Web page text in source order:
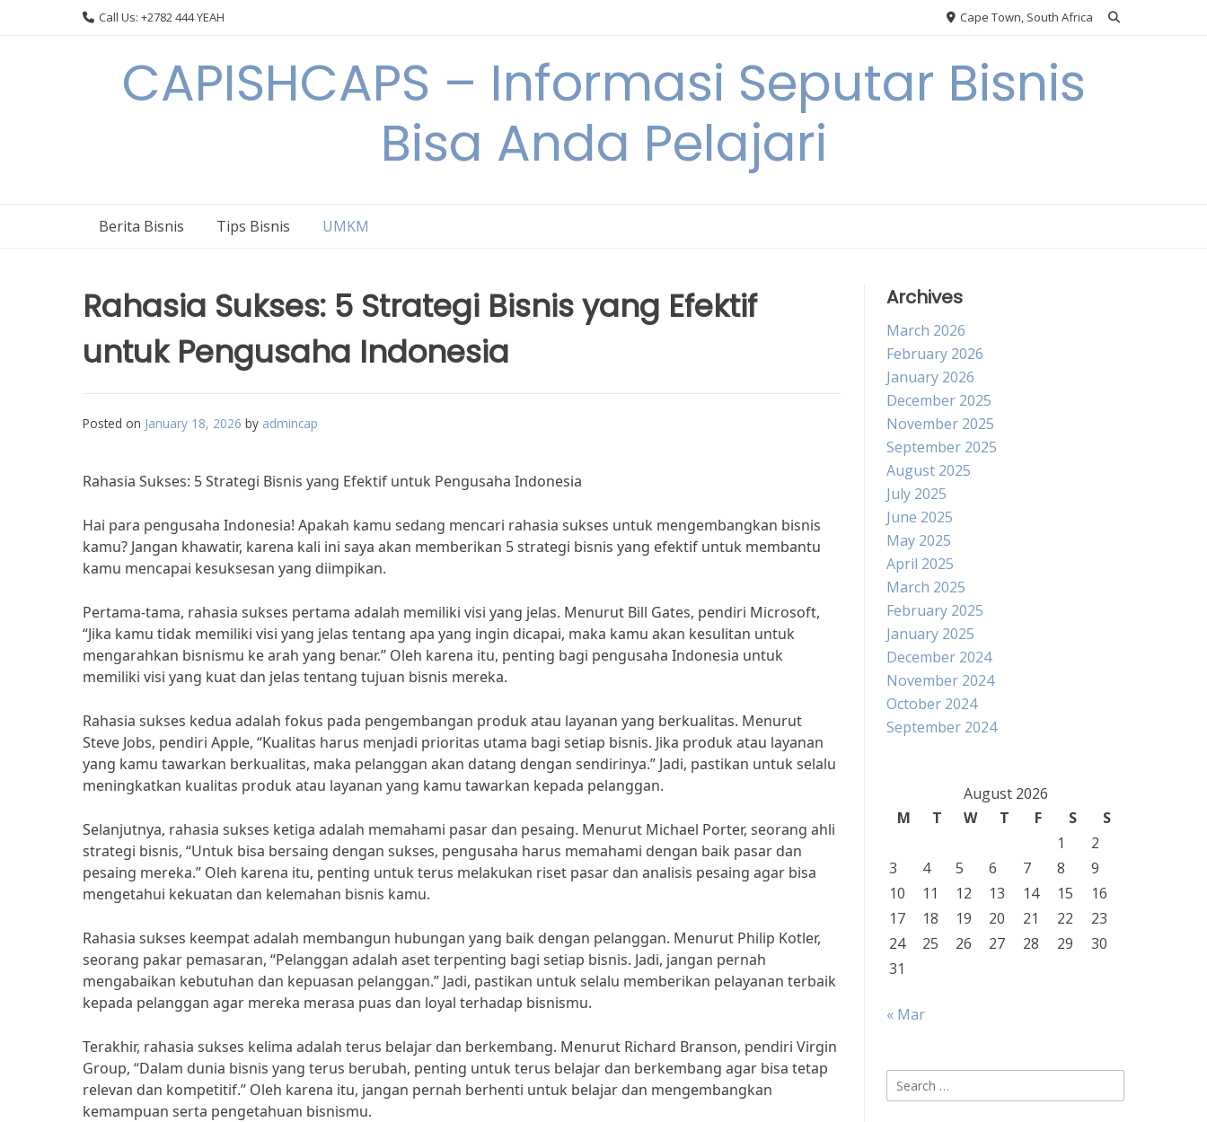
Call Us: +2782 444 YEAH Cape Town, South Africa
CAPISHCAPS – Informasi Seputar Bisnis
Bisa Anda Pelajari
Berita Bisnis Tips Bisnis UMKM
Rahasia Sukses: 5 Strategi Bisnis yang Efektif
untuk Pengusaha Indonesia
Posted on January 18, 2026 by admincap
Rahasia Sukses: 5 Strategi Bisnis yang Efektif untuk Pengusaha Indonesia
Hai para pengusaha Indonesia! Apakah kamu sedang mencari rahasia sukses untuk mengembangkan bisnis
kamu? Jangan khawatir, karena kali ini saya akan memberikan 5 strategi bisnis yang efektif untuk membantu
kamu mencapai kesuksesan yang diimpikan.
Pertama-tama, rahasia sukses pertama adalah memiliki visi yang jelas. Menurut Bill Gates, pendiri Microsoft,
“Jika kamu tidak memiliki visi yang jelas tentang apa yang ingin dicapai, maka kamu akan kesulitan untuk
mengarahkan bisnismu ke arah yang benar.” Oleh karena itu, penting bagi pengusaha Indonesia untuk
memiliki visi yang kuat dan jelas tentang tujuan bisnis mereka.
Rahasia sukses kedua adalah fokus pada pengembangan produk atau layanan yang berkualitas. Menurut
Steve Jobs, pendiri Apple, “Kualitas harus menjadi prioritas utama bagi setiap bisnis. Jika produk atau layanan
yang kamu tawarkan berkualitas, maka pelanggan akan datang dengan sendirinya.” Jadi, pastikan untuk selalu
meningkatkan kualitas produk atau layanan yang kamu tawarkan kepada pelanggan.
Selanjutnya, rahasia sukses ketiga adalah memahami pasar dan pesaing. Menurut Michael Porter, seorang ahli
strategi bisnis, “Untuk bisa bersaing dengan sukses, pengusaha harus memahami dengan baik pasar dan
pesaing mereka.” Oleh karena itu, penting untuk terus melakukan riset pasar dan analisis pesaing agar bisa
mengetahui kekuatan dan kelemahan bisnis kamu.
Rahasia sukses keempat adalah membangun hubungan yang baik dengan pelanggan. Menurut Philip Kotler,
seorang pakar pemasaran, “Pelanggan adalah aset terpenting bagi setiap bisnis. Jadi, jangan pernah
mengabaikan kebutuhan dan kepuasan pelanggan.” Jadi, pastikan untuk selalu memberikan pelayanan terbaik
kepada pelanggan agar mereka merasa puas dan loyal terhadap bisnismu.
Terakhir, rahasia sukses kelima adalah terus belajar dan berkembang. Menurut Richard Branson, pendiri Virgin
Group, “Dalam dunia bisnis yang terus berubah, penting untuk terus belajar dan berkembang agar bisa tetap
relevan dan kompetitif.” Oleh karena itu, jangan pernah berhenti untuk belajar dan mengembangkan
kemampuan serta pengetahuan bisnismu.
Archives
March 2026
February 2026
January 2026
December 2025
November 2025
September 2025
August 2025
July 2025
June 2025
May 2025
April 2025
March 2025
February 2025
January 2025
December 2024
November 2024
October 2024
September 2024
August 2026
M
T W T F S
S
1
2
3
4 5 6 7 8
9
10
11 12 13 14 15
16
17
18 19 20 21 22
23
24
25 26 27 28 29
30
31
« Mar
Search
for: